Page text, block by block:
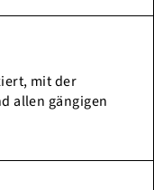
mit der
allen gängigen